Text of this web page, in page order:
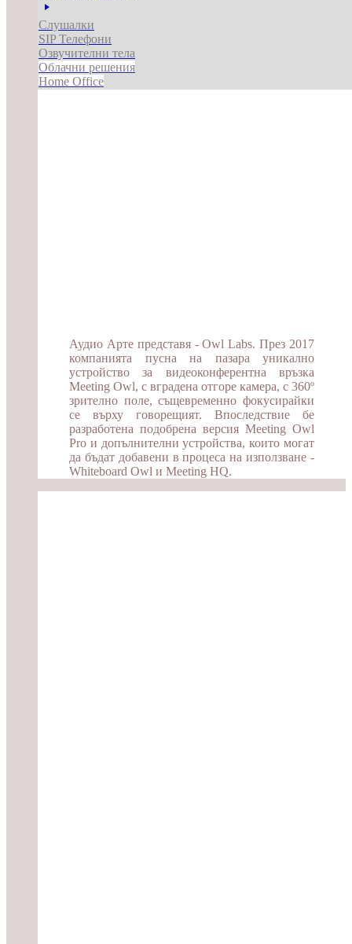
Слушалки
SIP Телефони
Озвучителни тела
Облачни решения
Home Office
Аудио Арте представя - Owl Labs. През 2017
компанията пусна на пазара уникално
устройство за видеоконферентна връзка
Meeting Owl, с вградена отгоре камера, с 360º
зрително поле, същевременно фокусирайки
се върху говорещият. Впоследствие бе
разработена подобрена версия Meeting Owl
Pro и допълнителни устройства, които могат
да бъдат добавени в процеса на използване -
Whiteboard Owl и Meeting HQ.